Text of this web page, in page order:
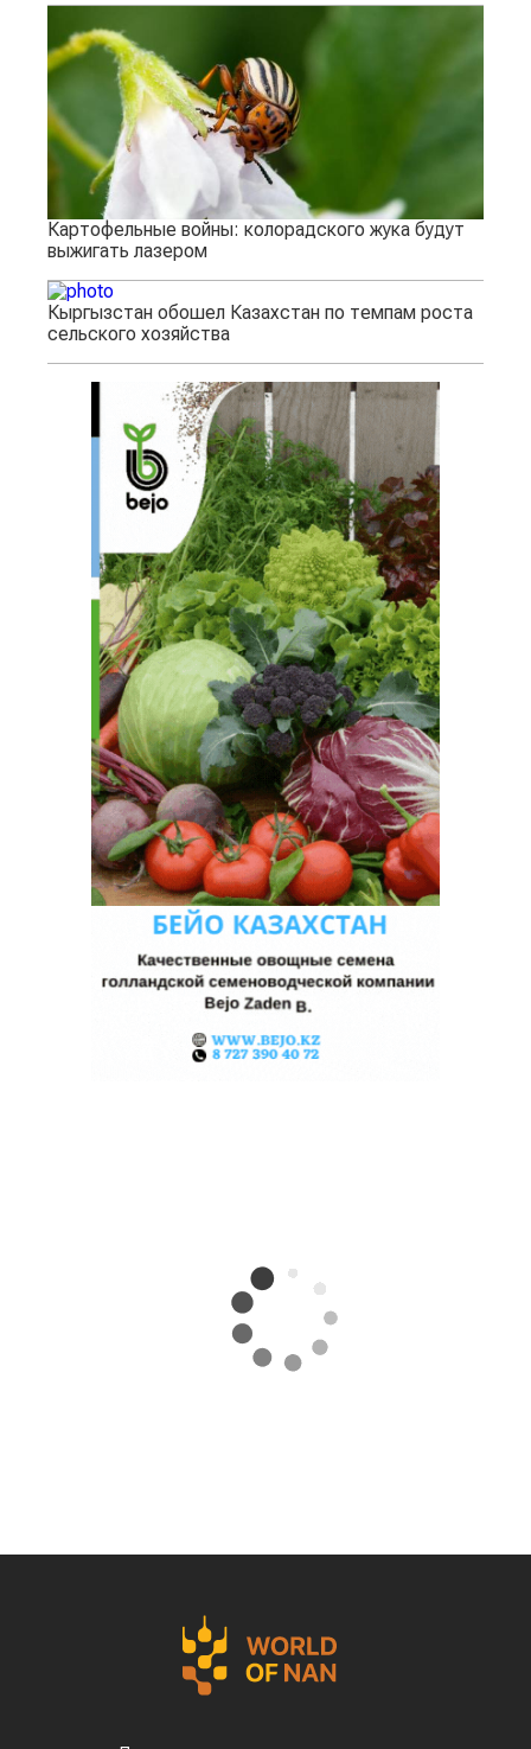
Картофельные войны: колорадского жука будут
выжигать лазером
Кыргызстан обошел Казахстан по темпам роста
сельского хозяйства